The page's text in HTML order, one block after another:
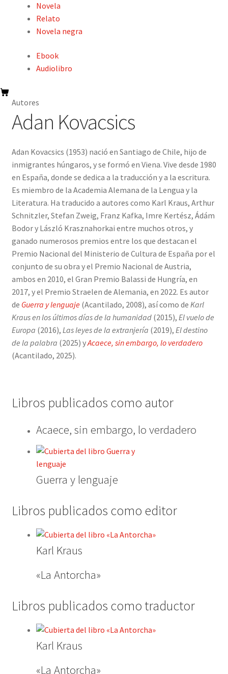
Novela
Relato
Novela negra
Ebook
Audiolibro
Autores
Adan Kovacsics
Adan Kovacsics (1953) nació en Santiago de Chile, hijo de
inmigrantes húngaros, y se formó en Viena. Vive desde 1980
en España, donde se dedica a la traducción y a la escritura.
Es miembro de la Academia Alemana de la Lengua y la
Literatura. Ha traducido a autores como Karl Kraus, Arthur
Schnitzler, Stefan Zweig, Franz Kafka, Imre Kertész, Ádám
Bodor y László Krasznahorkai entre muchos otros, y
ganado numerosos premios entre los que destacan el
Premio Nacional del Ministerio de Cultura de España por el
conjunto de su obra y el Premio Nacional de Austria,
ambos en 2010, el Gran Premio Balassi de Hungría, en
2017, y el Premio Straelen de Alemania, en 2022. Es autor
de Guerra y lenguaje (Acantilado, 2008), así como de Karl
Kraus en los últimos días de la humanidad (2015), El vuelo de
Europa (2016), Las leyes de la extranjería (2019), El destino
de la palabra (2025) yAcaece, sin embargo, lo verdadero
(Acantilado, 2025).
Libros publicados como autor
Acaece, sin embargo, lo verdadero
Guerra y lenguaje
Libros publicados como editor
Karl Kraus
«La Antorcha»
Libros publicados como traductor
Karl Kraus
«La Antorcha»